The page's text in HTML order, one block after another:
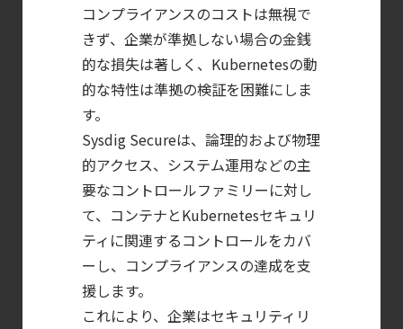
Sysdig Secure
によるセキュリティの新常識
【ブログ】
JADEPUFFER
モデルの破壊を目的としたランサムウェアを
【ブログ】AI が
2026
年に脅威の状況を根本から変えた
4 つの側面
コンプライアンスのコストは無視で
きず、企業が準拠しない場合の金銭
的な損失は著しく、Kubernetesの動
的な特性は準拠の検証を困難にしま
す。
Sysdig Secureは、論理的および物理
的アクセス、システム運用などの主
要なコントロールファミリーに対し
て、コンテナとKubernetesセキュリ
ティに関連するコントロールをカバ
ーし、コンプライアンスの達成を支
援します。
これにより、企業はセキュリティリ